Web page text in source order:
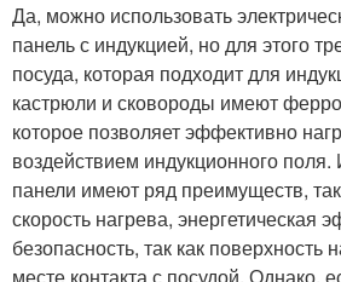
Да, можно использовать
панель с индукцией, но для этого
посуда, которая подходит для
кастрюли и сковороды имеют
которое позволяет эффективно
воздействием индукционного
панели имеют ряд преимуществ,
скорость нагрева, энергетическая
безопасность, так как поверхность